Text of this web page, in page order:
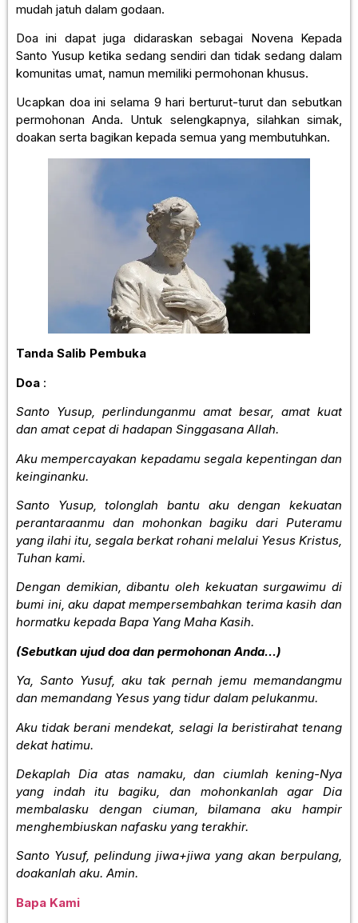
mudah jatuh dalam godaan.
Doa ini dapat juga didaraskan sebagai Novena Kepada
Santo Yusup ketika sedang sendiri dan tidak sedang dalam
komunitas umat, namun memiliki permohonan khusus.
Ucapkan doa ini selama 9 hari berturut-turut dan sebutkan
permohonan Anda. Untuk selengkapnya, silahkan simak,
doakan serta bagikan kepada semua yang membutuhkan.
Tanda Salib Pembuka
Doa :
Santo Yusup, perlindunganmu amat besar, amat kuat
dan amat cepat di hadapan Singgasana Allah.
Aku mempercayakan kepadamu segala kepentingan dan
keinginanku.
Santo Yusup, tolonglah bantu aku dengan kekuatan
perantaraanmu dan mohonkan bagiku dari Puteramu
yang ilahi itu, segala berkat rohani melalui Yesus Kristus,
Tuhan kami.
Dengan demikian, dibantu oleh kekuatan surgawimu di
bumi ini, aku dapat mempersembahkan terima kasih dan
hormatku kepada Bapa Yang Maha Kasih.
(Sebutkan ujud doa dan permohonan Anda…)
Ya, Santo Yusuf, aku tak pernah jemu memandangmu
dan memandang Yesus yang tidur dalam pelukanmu.
Aku tidak berani mendekat, selagi Ia beristirahat tenang
dekat hatimu.
Dekaplah Dia atas namaku, dan ciumlah kening-Nya
yang indah itu bagiku, dan mohonkanlah agar Dia
membalasku dengan ciuman, bilamana aku hampir
menghembiuskan nafasku yang terakhir.
Santo Yusuf, pelindung jiwa+jiwa yang akan berpulang,
doakanlah aku. Amin.
Bapa Kami